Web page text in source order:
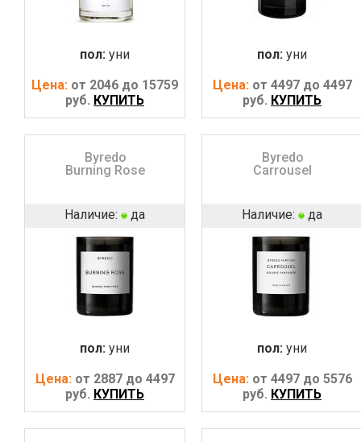
пол: уни
Цена: от 2046 до 15759
руб. КУПИТЬ
пол: уни
Цена: от 4497 до 4497
руб. КУПИТЬ
Byredo
Burning Rose
Наличие: да
пол: уни
Цена: от 2887 до 4497
руб. КУПИТЬ
Byredo
Carrousel
Наличие: да
пол: уни
Цена: от 4497 до 5576
руб. КУПИТЬ